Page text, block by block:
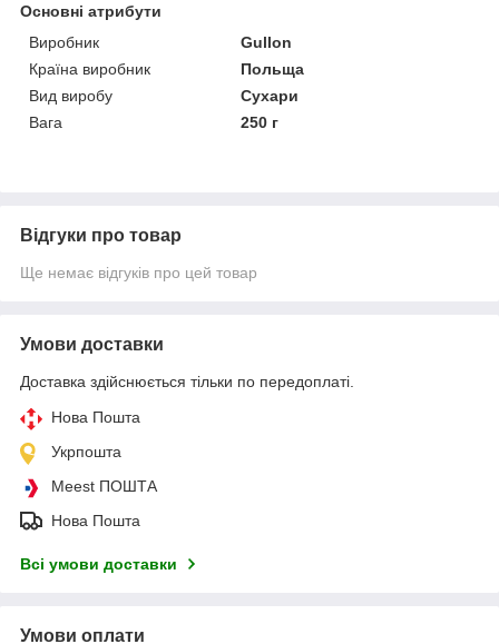
Основні атрибути
Виробник
Gullon
Країна виробник
Польща
Вид виробу
Сухари
Вага
250 г
Відгуки про товар
Ще немає відгуків про цей товар
Умови доставки
Доставка здійснюється тільки по передоплаті.
Нова Пошта
Укрпошта
Meest ПОШТА
Нова Пошта
Всі умови доставки
Умови оплати